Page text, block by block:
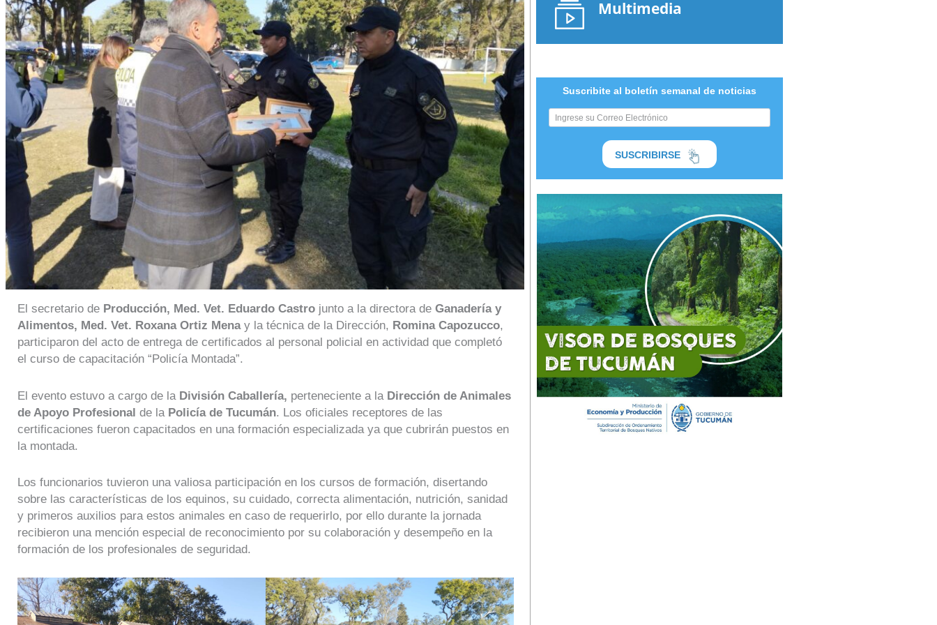
El secretario de Producción, Med. Vet. Eduardo Castro junto a la directora deGanadería y
Alimentos, Med. Vet. Roxana Ortiz Menay la técnica de la Dirección, Romina Capozucco,
participaron del acto de entrega de certificados al personal policial en actividad que completó
el curso de capacitación “Policía Montada”.
El evento estuvo a cargo de la División Caballería, perteneciente a la Dirección de Animales
de Apoyo Profesional de la Policía de Tucumán . Los oficiales receptores de las
certificaciones fueron capacitados en una formación especializada ya que cubrirán puestos en
la montada.
Los funcionarios tuvieron una valiosa participación en los cursos de formación, disertando
sobre las características de los equinos, su cuidado, correcta alimentación, nutrición, sanidad
y primeros auxilios para estos animales en caso de requerirlo, por ello durante la jornada
recibieron una mención especial de reconocimiento por su colaboración y desempeño en la
formación de los profesionales de seguridad.
Multimedia
Suscribite al boletín semanal de noticias
SUSCRIBIRSE